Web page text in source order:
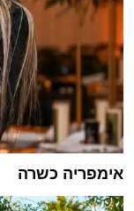
אימפריה כשרה